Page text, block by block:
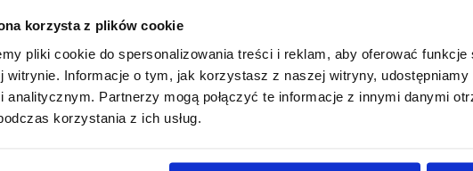
korzysta z plików cookie
pliki cookie do spersonalizowania treści i reklam, aby oferować funkcje
witrynie. Informacje o tym, jak korzystasz z naszej witryny, udostępniamy
analitycznym. Partnerzy mogą połączyć te informacje z innymi danymi
korzystania z ich usług.
Sprawozdanie Rady Nadzorczej z działalności w roku 2021r.
Raport roczny SA-R2021
Informacje o akcjach Talex S.A.